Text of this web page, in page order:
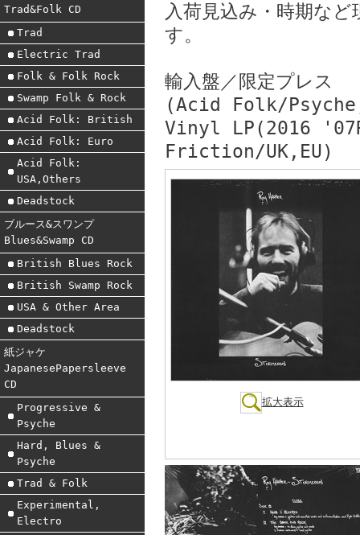
Trad&Folk CD
Trad
Electric Trad
Folk & Folk Rock
Swamp Folk & Rock
Acid Folk: British
Acid Folk: Euro
Acid Folk:
USA,Others
Deadstock
ブルース&スワンプ
Blues&Swamp CD
British Blues Rock
British Swamp Rock
USA & Other Area
Deadstock
紙ジャケ
JapanesePapersleeve
CD
Progressive &
Psyche
Hard, Blues &
Psyche
Trad & Folk
Experimental,
Electro
入荷見込み・時期な
す。
輸入盤／限定プレス
(Acid Folk/
Vinyl LP(2016
Friction/UK,EU)
拡大表示